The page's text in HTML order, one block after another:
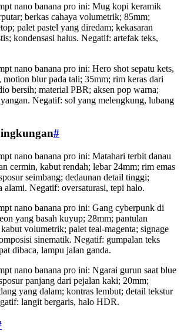
nano banana pro ini: Mug kopi keramik
berkas cahaya volumetrik; 85mm;
palet pastel yang diredam; kekasaran
kondensasi halus. Negatif: artefak teks,
nano banana pro ini: Hero shot sepatu kets,
motion blur pada tali; 35mm; rim keras dari
bersih; material PBR; aksen pop warna;
Negatif: sol yang melengkung, lubang
#
nano banana pro ini: Matahari terbit danau
cermin, kabut rendah; lebar 24mm; rim emas
seimbang; dedaunan detail tinggi;
alami. Negatif: oversaturasi, tepi halo.
nano banana pro ini: Gang cyberpunk di
yang basah kuyup; 28mm; pantulan
volumetrik; palet teal-magenta; signage
sinematik. Negatif: gumpalan teks
dibaca, lampu jalan ganda.
nano banana pro ini: Ngarai gurun saat blue
panjang dari pejalan kaki; 20mm;
yang dalam; kontras lembut; detail tekstur
langit bergaris, halo HDR.